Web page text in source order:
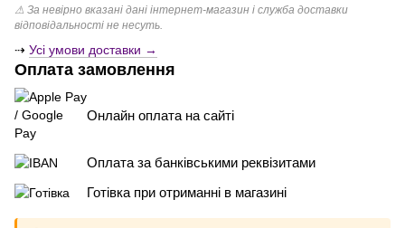
⚠ За невірно вказані дані інтернет-магазин і служба доставки
відповідальності не несуть.
⇢ Усі умови доставки →
Оплата замовлення
Онлайн оплата на сайті
Оплата за банківськими реквізитами
Готівка при отриманні в магазині